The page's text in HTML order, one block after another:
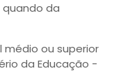
quando da
ou superior
da Educação -